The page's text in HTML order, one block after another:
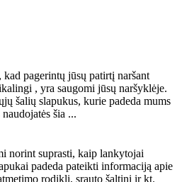
kad pagerintų jūsų patirtį naršant
, yra saugomi jūsų naršyklėje.
šalių slapukus, kurie padeda mums
šia ...
norint suprasti, kaip lankytojai
padeda pateikti informaciją apie
rodiklį, srauto šaltinį ir kt.